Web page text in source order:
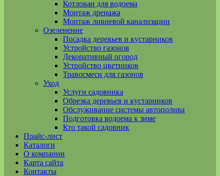
Котлован для водоема
Монтаж дренажа
Монтаж ливневой канализации
Озеленение
Посадка деревьев и кустарников
Устройство газонов
Декоративный огород
Устройство цветников
Травосмеси для газонов
Уход
Услуги садовника
Обрезка деревьев и кустарников
Обслуживание системы автополива
Подготовка водоема к зиме
Кто такой садовник
Прайс-лист
Каталоги
О компании
Карта сайта
Контакты